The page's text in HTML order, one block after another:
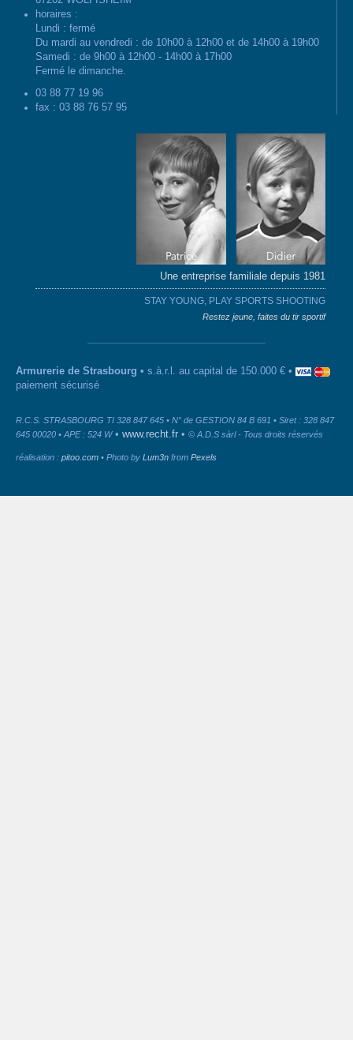
horaires :
Lundi : fermé
Du mardi au vendredi : de 10h00 à 12h00 et de 14h00 à 19h00
Samedi : de 9h00 à 12h00 - 14h00 à 17h00
Fermé le dimanche.
03 88 77 19 96
fax : 03 88 76 57 95
Une entreprise familiale depuis 1981
STAY YOUNG, PLAY SPORTS SHOOTING
Restez jeune, faites du tir sportif
Armurerie de Strasbourg • s.à.r.l. au capital de 150.000 € •
paiement sécurisé
R.C.S. STRASBOURG TI 328 847 645 • N° de GESTION 84 B 691 • Siret : 328 847
645 00020 • APE : 524 W• www.recht.fr • © A.D.S sàrl - Tous droits réservés
réalisation : pitoo.com • Photo by Lum3n from Pexels